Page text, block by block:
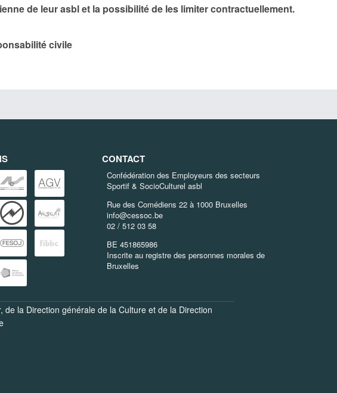
de leur asbl et la possibilité de les limiter contractuellement.
civile
CONTACT
Confédération des Employeurs des secteurs
Sportif & SocioCulturel asbl
Rue des Comédiens 22 à 1000 Bruxelles
info@cessoc.be
02 / 512 03 58
BE 451865986
Inscrite au registre des personnes morales de
Bruxelles
de la Direction générale de la Cultureet de la Direction